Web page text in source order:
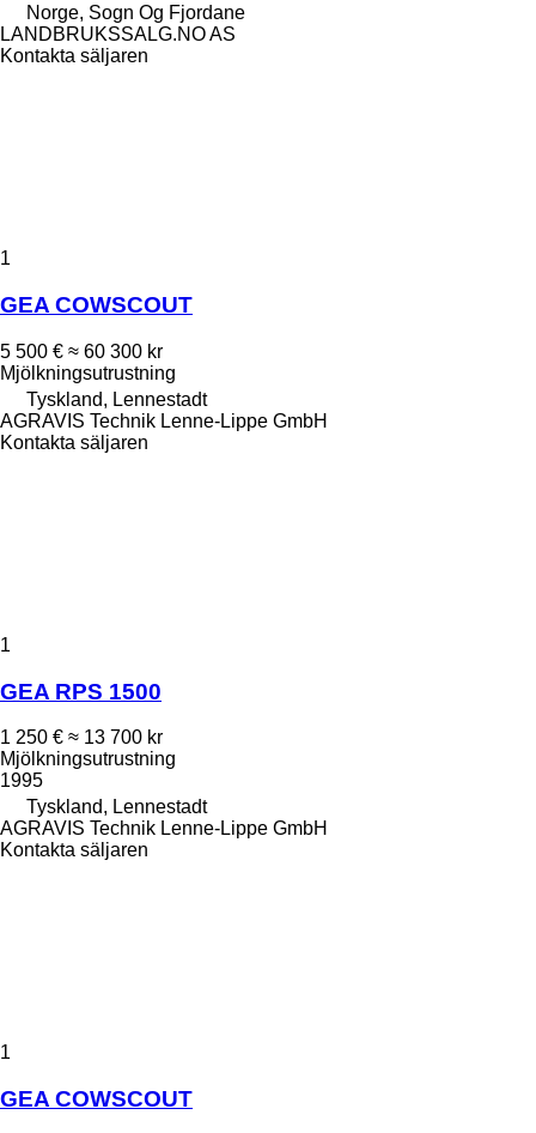
Norge, Sogn Og Fjordane
LANDBRUKSSALG.NO AS
Kontakta säljaren
1
GEA COWSCOUT
5 500 € ≈ 60 300 kr
Mjölkningsutrustning
Tyskland, Lennestadt
AGRAVIS Technik Lenne-Lippe GmbH
Kontakta säljaren
1
GEA RPS 1500
1 250 € ≈ 13 700 kr
Mjölkningsutrustning
1995
Tyskland, Lennestadt
AGRAVIS Technik Lenne-Lippe GmbH
Kontakta säljaren
1
GEA COWSCOUT